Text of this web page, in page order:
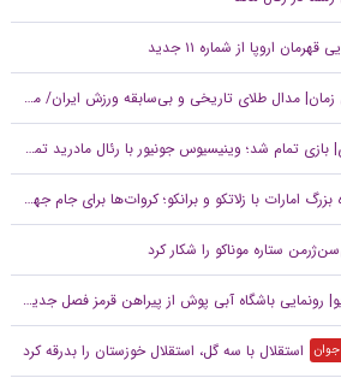
قهرمان اروپا از شماره ۱۱ جدید
مدال طلای تاریخی و بی‌سابقه ورزش ایران/ معرفی ژنرال ۷ ستاره به کشتی جهان
بازی تمام شد؛ وینیسیوس جونیور با رئال مادرید تمدید کرد
امارات با زلاتکو و برانکو؛ کروات‌ها برای جام جهانی ۲۰۳۰ می‌آیند
ستاره موناکو را شکار کرد
رونمایی باشگاه آبی پوش از پیراهن قرمز فصل جدید!
جوان استقلال با سه گل، استقلال خوزستان را بدرقه کرد